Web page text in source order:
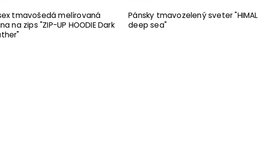
tmavošedá melírovaná
na zips "ZIP-UP HOODIE Dark
Pánsky tmavozelený sveter "HIMAL
deep sea"